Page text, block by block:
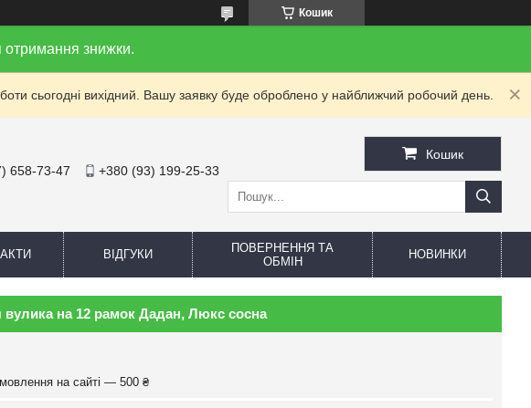
Кошик
отримання знижки.
сьогодні вихідний. Вашу заявку буде оброблено у найближчий робочий день.
658-73-47 +380 (93) 199-25-33
Кошик
ВІДГУКИ
ПОВЕРНЕННЯ ТА
ОБМІН
НОВИНКИ
на 12 рамок Дадан, Люкс сосна
на сайті — 500 ₴